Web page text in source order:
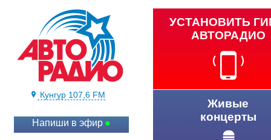
Кунгур 107,6 FM
Напиши в эфир
УСТАНОВИТЬ
АВТОРАДИО
Живые
концерты